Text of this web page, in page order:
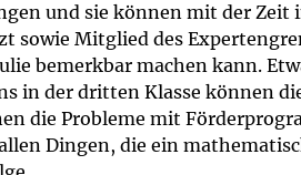
und sie können mit der Zeit
Mitglied des
bemerkbar machen kann.
in der dritten Klasse können
die Probleme mit
Dingen, die ein